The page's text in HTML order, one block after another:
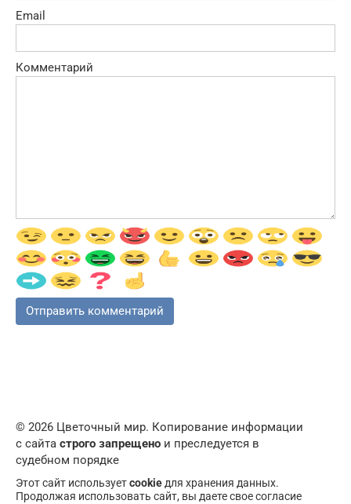
Email
Комментарий
© 2026 Цветочный мир. Копирование информации
с сайта строго запрещено и преследуется в
судебном порядке
Этот сайт используетcookie для хранения данных.
Продолжая использовать сайт, вы даете свое согласие